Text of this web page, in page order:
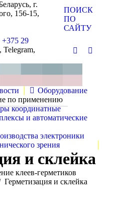
г.
156-15,
+375 29
Поиск:
ПОИСК
ПО
САЙТУ
ПочтаYouTube
Оборудование
по применению
координатные
и автоматические
электроники
зрения
и склейка
клеев-герметиков
Герметизация и склейка